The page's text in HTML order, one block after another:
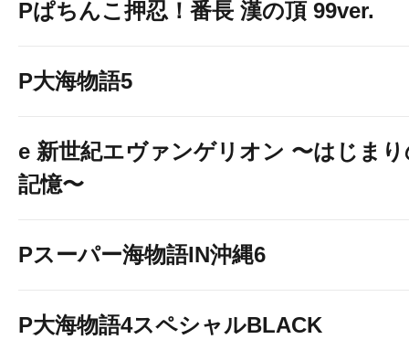
Pぱちんこ押忍！番長 漢の頂 99ver.
P大海物語5
e 新世紀エヴァンゲリオン 〜はじま
記憶〜
Pスーパー海物語IN沖縄6
P大海物語4スペシャルBLACK